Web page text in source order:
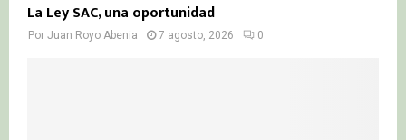
La Ley SAC, una oportunidad
Por Juan Royo Abenia 7 agosto, 2026 0